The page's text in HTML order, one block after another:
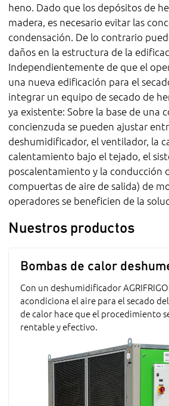
heno. Dado que los depósitos de
madera, es necesario evitar las
condensación. De lo contrario
daños en la estructura de la
Independientemente de que el
una nueva edificación para el
integrar un equipo de secado de
ya existente: Sobre la base de una
concienzuda se pueden ajustar
deshumidificador, el ventilador, la
calentamiento bajo el tejado, el
poscalentamiento y la conducción
compuertas de aire de salida) de
operadores se beneficien de la
Nuestros productos
Bombas de calor
Con un deshumidificador
acondiciona el aire para el secado
de calor hace que el procedimiento
rentable y efectivo.